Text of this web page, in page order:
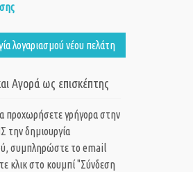
λογαριασμού νέου πελάτη
Αγορά ως επισκέπτης
προχωρήσετε γρήγορα στην
την δημιουργία
συμπληρώστε το email
κλικ στο κουμπί "Σύνδεση